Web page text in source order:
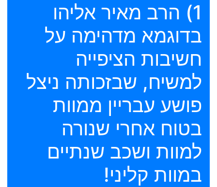
1) הרב מאיר אליהו
בדוגמא מדהימה על
חשיבות הציפייה
למשיח, שבזכותה ניצל
פושע עבריין ממוות
בטוח אחרי שנורה
למוות ושכב שנתיים
במוות קליני!